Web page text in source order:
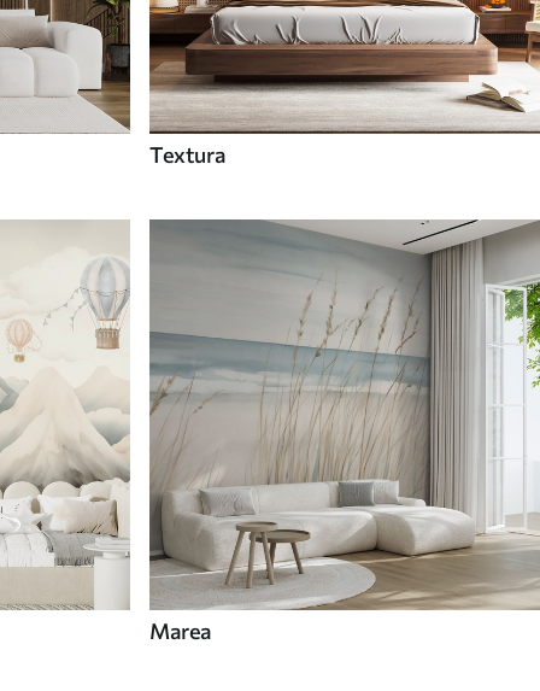
Textura
Marea